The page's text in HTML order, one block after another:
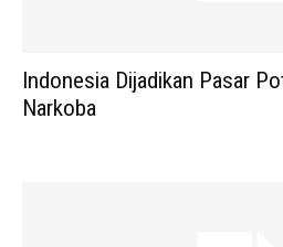
Indonesia Dijadikan Pasar
Narkoba